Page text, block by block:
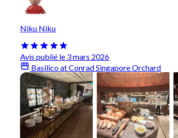
Niku Niku
Avis publié le 3 mars 2026
Basilico at Conrad Singapore Orchard